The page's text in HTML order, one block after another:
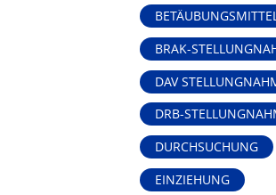
BRAK-
DAV
DRB-
DURCHSUCHUNG
EINZIEHUNG